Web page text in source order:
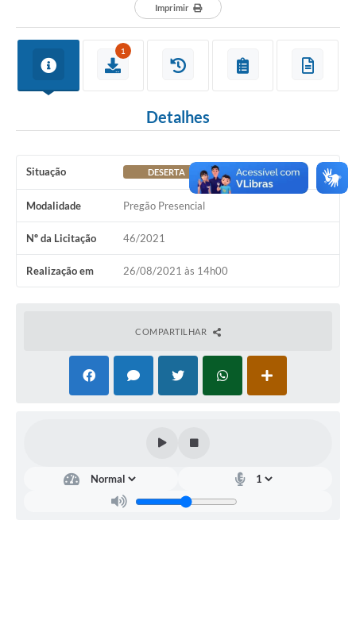
Serviços Online
Telefones Úteis
Imprimir
1
Detalhes
Situação DESERTA
Modalidade Pregão Presencial
Nº da Licitação 46/2021
Realização em 26/08/2021 às 14h00
COMPARTILHAR